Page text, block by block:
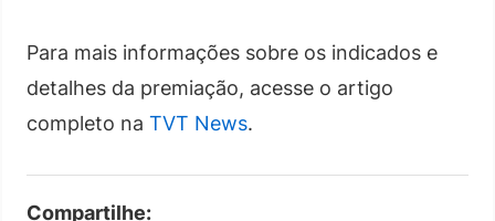
Para mais informações sobre os indicados e
detalhes da premiação, acesse o artigo
completo na TVT News.
Compartilhe: